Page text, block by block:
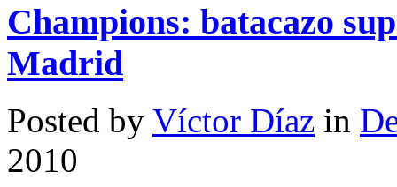
Champions: batacazo
Madrid
Posted by Víctor Díaz in
2010